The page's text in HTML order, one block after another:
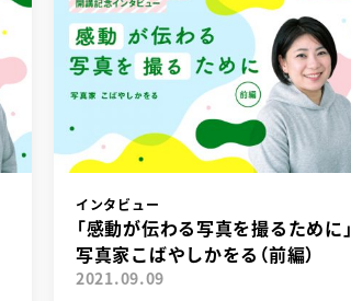
インタビュー
「感動が伝わる写真を撮るために」
写真家こばやしかをる（前編）
2021.09.09